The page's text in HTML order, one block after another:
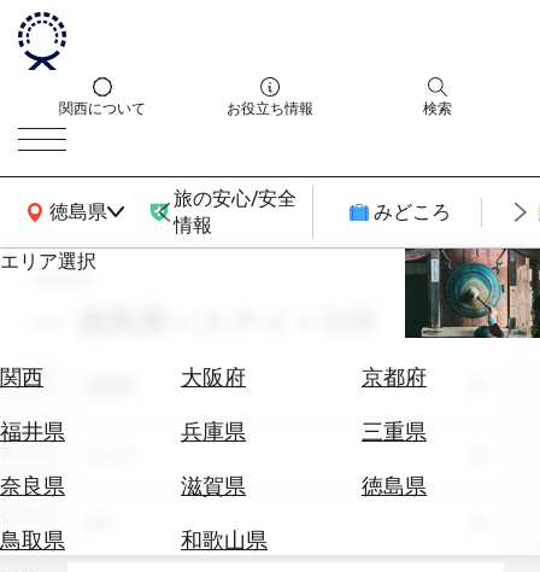
関西について お役立ち情報 検索
徳島県
関西広域MAP
旅の安心/安全
情報
みどころ
エリア選択
関西 大阪府
京都府
福井県
兵庫県
三重県
奈良県
滋賀県
徳島県
鳥取県
和歌山県
エ
券
テ
を
search
エリア
テーマ